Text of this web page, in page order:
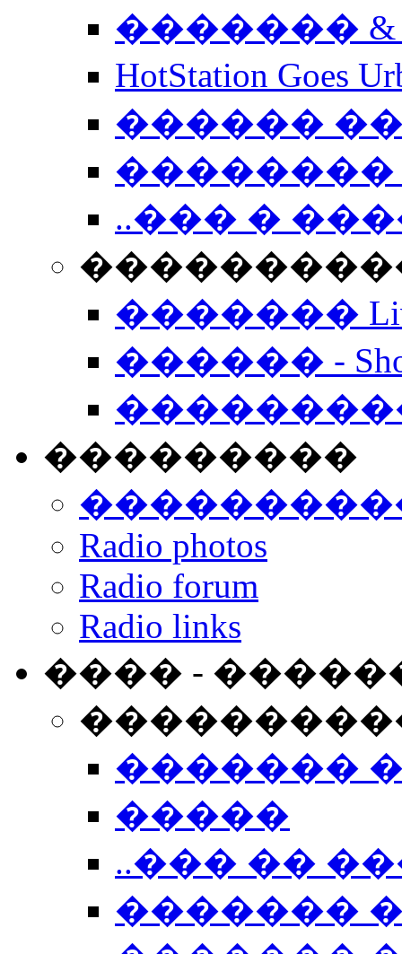
�������
HotStation
������
��������
..��� �
����������
�������
������ -
���������
Radio photos
Radio forum
Radio links
���� -
�������
�����
..��� ��
�������